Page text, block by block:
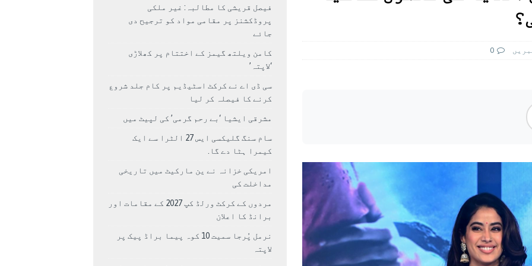
غیر ملکی پروڈکشنز پر مقامی مواد کو ترجیح دی جائے
0
فیصل قریشی کا مطالبہ: غیر ملکی
پروڈکشنز پر مقامی مواد کو ترجیح دی
جائے
کامن ویلتھ گیمز کے اختتام پر کھلاڑی
‘لاپتہ’
سی ڈی اے نے کرکٹ اسٹیڈیم پر کام جلد شروع
کرنے کا فیصلہ کر لیا
مشرقی ایشیا ‘بے رحم گرمی’ کی لپیٹ میں
سام سنگ گلیکسی ایس 27 الٹرا سے ایک
کیمرا ہٹا دے گا.
امریکی خزانہ نے ین مارکیٹ میں تاریخی
مداخلت کی
مردوں کے کرکٹ ورلڈ کپ 2027 کے مقامات اور
برانڈ کا اعلان
نرمل پُرجا سمیت 10 کوہ پیما براڈ پیک پر
لاپتہ